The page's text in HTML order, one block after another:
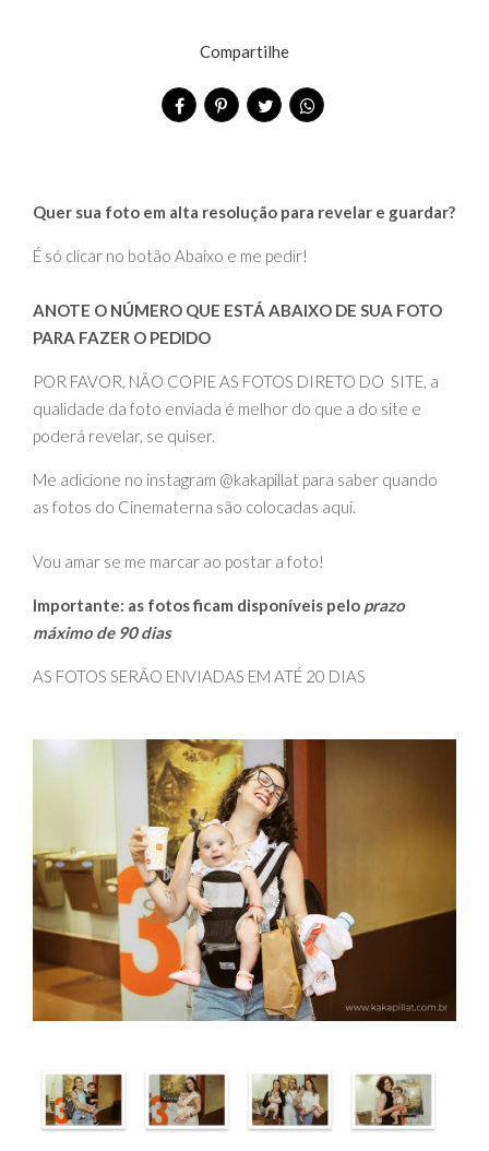
Compartilhe
Quer sua foto em alta resolução para revelar e guardar?
É só clicar no botão Abaixo e me pedir!
ANOTE O NÚMERO QUE ESTÁ ABAIXO DE SUA FOTO
PARA FAZER O PEDIDO
POR FAVOR, NÃO COPIE AS FOTOS DIRETO DO SITE, a
qualidade da foto enviada é melhor do que a do site e
poderá revelar, se quiser.
Me adicione no instagram @kakapillat para saber quando
as fotos do Cinematerna são colocadas aqui.
Vou amar se me marcar ao postar a foto!
Importante: as fotos ficam disponíveis pelo prazo
máximo de 90 dias
AS FOTOS SERÃO ENVIADAS EM ATÉ 20 DIAS